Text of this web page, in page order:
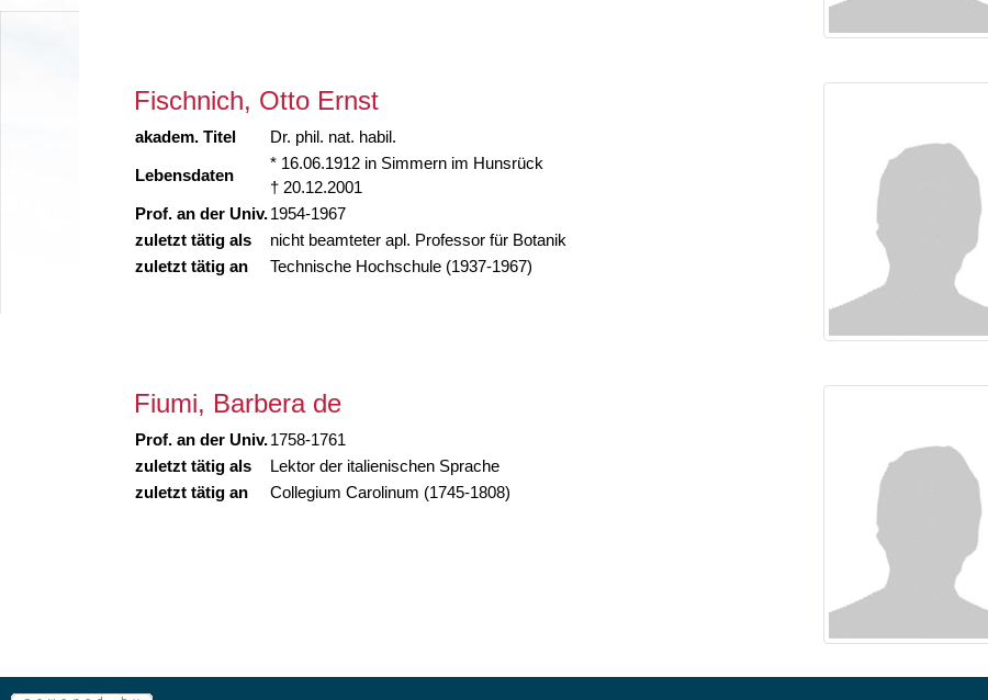
Fischnich, Otto Ernst
akadem. Titel Dr. phil. nat. habil.
Lebensdaten
* 16.06.1912 in Simmern im Hunsrück
† 20.12.2001
Prof. an der Univ.1954-1967
zuletzt tätig als
nicht beamteter apl. Professor für Botanik
zuletzt tätig an
Technische Hochschule (1937-1967)
Fiumi, Barbera de
Prof. an der Univ.1758-1761
zuletzt tätig als
Lektor der italienischen Sprache
zuletzt tätig an
Collegium Carolinum (1745-1808)